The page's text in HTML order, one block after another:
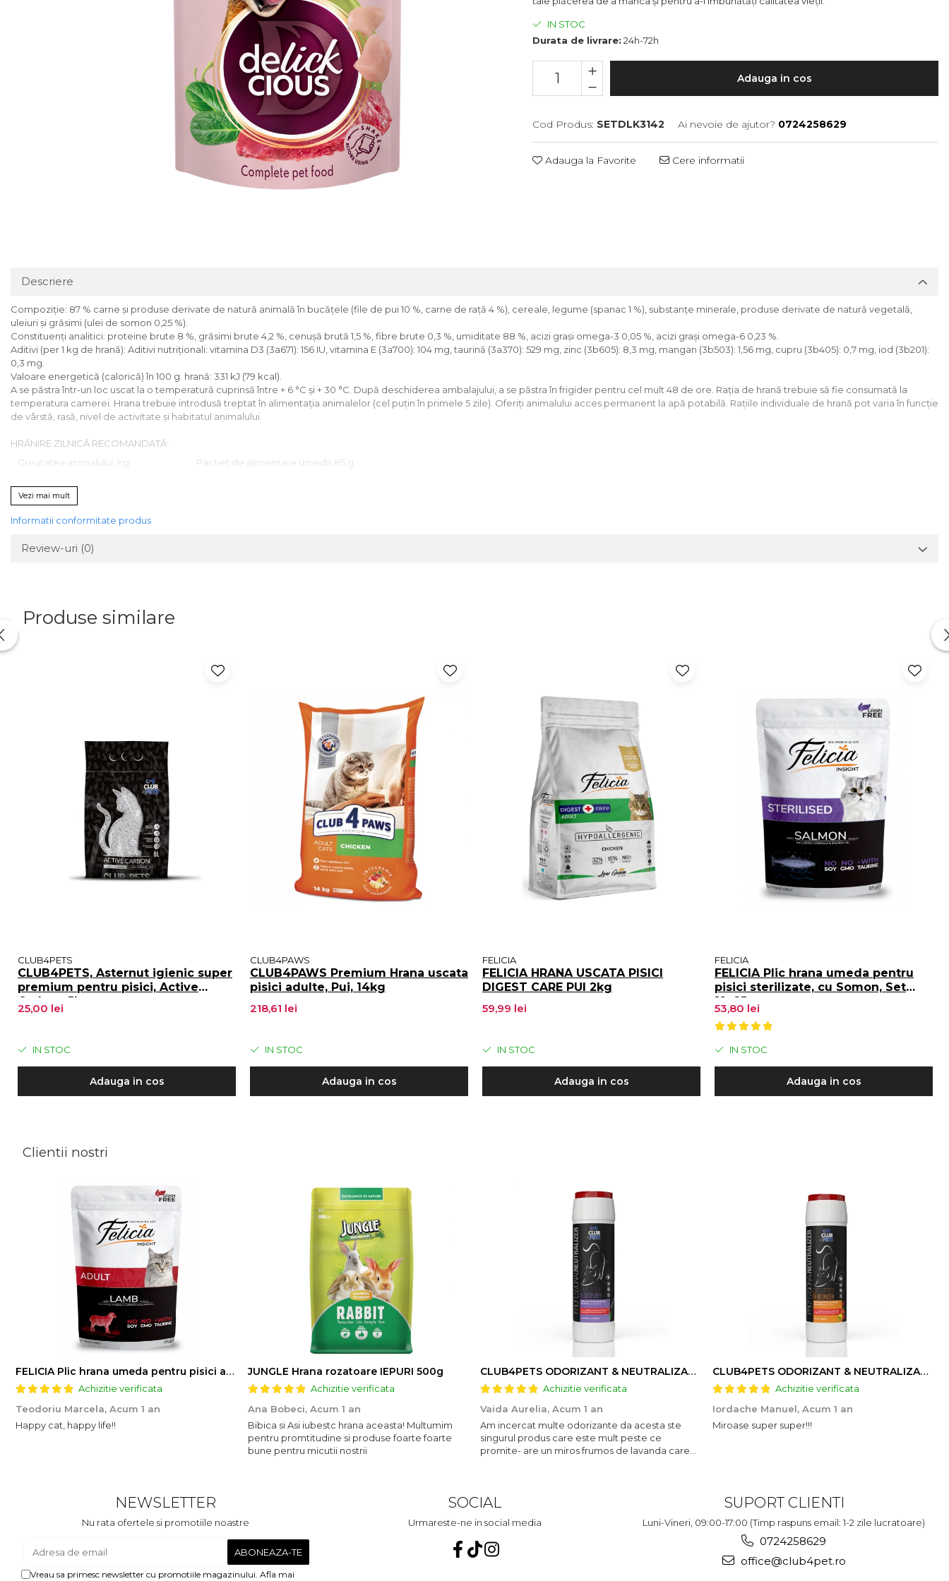
IN STOC
Durata de livrare: 24h-72h
Adauga in cos
Cod Produs: SETDLK3142 Ai nevoie de ajutor? 0724258629
Adauga la Favorite Cere informatii
Descriere
Compoziție: 87 % carne și produse derivate de natură animală în bucăţele (file de pui 10 %, carne de raţă 4 %), cereale, legume (spanac 1 %), substanțe minerale, produse derivate de natură vegetală,
uleiuri și grăsimi (ulei de somon 0,25 %).
Constituenți analitici: proteine brute 8 %, grăsimi brute 4,2 %, cenușă brută 1,5 %, fibre brute 0,3 %, umiditate 88 %, acizi grași omega-3 0,05 %, acizi grași omega-6 0,23 %.
Aditivi (per 1 kg de hrană): Aditivi nutriţionali: vitamina D3 (3а671): 156 IU, vitamina Е (3а700): 104 mg, taurină (3а370): 529 mg, zinc (3b605): 8,3 mg, mangan (3b503): 1,56 mg, cupru (3b405): 0,7 mg, iod (3b201):
0,3 mg.
Valoare energetică (calorică) în 100 g. hrană: 331 kJ (79 kcal).
A se păstra într-un loc uscat la o temperatură cuprinsă între + 6 °C și + 30 °C. După deschiderea ambalajului, a se păstra în frigider pentru cel mult 48 de ore. Rația de hrană trebuie să fie consumată la
temperatura camerei. Hrana trebuie introdusă treptat în alimentația animalelor (cel puțin în primele 5 zile). Oferiți animalului acces permanent la apă potabilă. Rațiile individuale de hrană pot varia în funcție
de vârstă, rasă, nivel de activitate și habitatul animalului.
HRĂNIRE ZILNICĂ RECOMANDATĂ:
Greutatea animalului, kg
Pachet de alimentare umedă 85 g.
3
Vezi mai mult
Informatii conformitate produs
Review-uri (0)
Produse similare
CLUB4PETS
CLUB4PETS, Asternut igienic super
premium pentru pisici, Active
Carbon, 5L
25,00 lei
IN STOC
Adauga in cos
CLUB4PAWS
CLUB4PAWS Premium Hrana uscata
pisici adulte, Pui, 14kg
218,61 lei
IN STOC
Adauga in cos
FELICIA
FELICIA HRANA USCATA PISICI
DIGEST CARE PUI 2kg
59,99 lei
IN STOC
Adauga in cos
FELICIA
FELICIA Plic hrana umeda pentru
pisici sterilizate, cu Somon, Set
12x85g
53,80 lei
IN STOC
Adauga in cos
Clientii nostri
FELICIA Plic hrana umeda pentru pisici adulte, cu Miel, Set 12x85g
Achizitie verificata
Teodoriu Marcela, Acum 1 an
Happy cat, happy life!!
JUNGLE Hrana rozatoare IEPURI 500g
Achizitie verificata
Ana Bobeci, Acum 1 an
Bibica si Asi iubestc hrana aceasta! Multumim
pentru promtitudine si produse foarte foarte
bune pentru micutii nostrii
CLUB4PETS ODORIZANT & NEUTRALIZATOR DE MIROS PENTRU LITIERĂ, CU AROMĂ DE LAVANDĂ, 500g
Achizitie verificata
Vaida Aurelia, Acum 1 an
Am incercat multe odorizante da acesta ste
singurul produs care este mult peste ce
promite- are un miros frumos de lavanda care
CLUB4PETS ODORIZANT & NEUTRALIZATOR DE MIROS PENTRU LITIERĂ, CU AROMĂ DE FRUCTE, 500g
Achizitie verificata
Iordache Manuel, Acum 1 an
Miroase super super!!!
NEWSLETTER
Nu rata ofertele si promotiile noastre
Vreau sa primesc newsletter cu promotiile magazinului. Afla mai
SOCIAL
Urmareste-ne in social media
SUPORT CLIENTI
Luni-Vineri, 09:00-17:00 (Timp raspuns email: 1-2 zile lucratoare)
0724258629
office@club4pet.ro